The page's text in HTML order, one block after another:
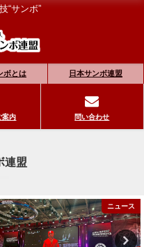
“サンボ”
ボとは 日本サンボ連盟
案内 問い合わせ
連盟
ニュース